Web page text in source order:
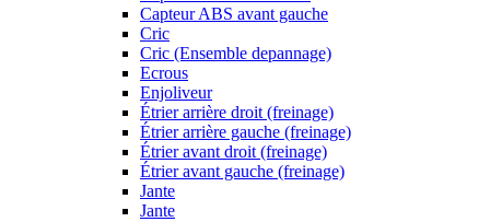
Capteur ABS avant gauche
Cric
Cric (Ensemble depannage)
Ecrous
Enjoliveur
Étrier arrière droit (freinage)
Étrier arrière gauche (freinage)
Étrier avant droit (freinage)
Étrier avant gauche (freinage)
Jante
Jante